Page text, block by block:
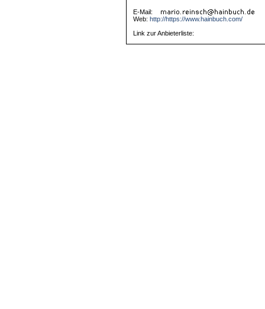
E-Mail:
Web: http://https://www.hainbuch.com/
Link zur Anbieterliste: